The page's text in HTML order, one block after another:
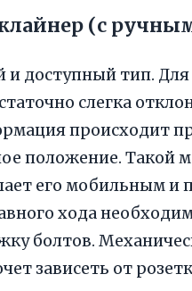
(с
и доступный тип.
слегка
происходит
положение. Такой
его мобильным и
хода
болтов.
зависеть от